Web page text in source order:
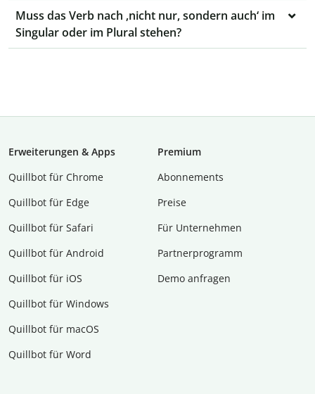
Muss das Verb nach ‚nicht nur, sondern auch‘ im
Singular oder im Plural stehen?
Erweiterungen & Apps
Quillbot für Chrome
Quillbot für Edge
Quillbot für Safari
Quillbot für Android
Quillbot für iOS
Quillbot für Windows
Quillbot für macOS
Quillbot für Word
Premium
Abon­ne­ments
Preise
Für Unternehmen
Partnerprogramm
Demo anfragen